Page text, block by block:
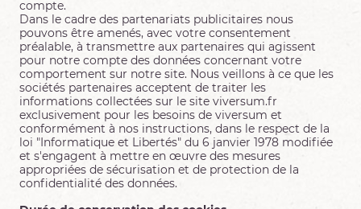
compte.
Dans le cadre des partenariats publicitaires nous
pouvons être amenés, avec votre consentement
préalable, à transmettre aux partenaires qui agissent
pour notre compte des données concernant votre
comportement sur notre site. Nous veillons à ce que les
sociétés partenaires acceptent de traiter les
informations collectées sur le site viversum.fr
exclusivement pour les besoins de viversum et
conformément à nos instructions, dans le respect de la
loi "Informatique et Libertés" du 6 janvier 1978 modifiée
et s'engagent à mettre en œuvre des mesures
appropriées de sécurisation et de protection de la
confidentialité des données.